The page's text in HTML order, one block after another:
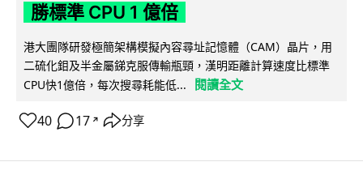
勝標準 CPU 1 億倍
港大團隊研發極簡架構模擬內容尋址記憶體（CAM）晶片，用
二硫化鉬及半金屬銻克服傳輸瓶頸，漢明距離計算速度比標準
CPU快1億倍，每次搜尋耗能低...
閱讀全文
40 17 ↗ 分享